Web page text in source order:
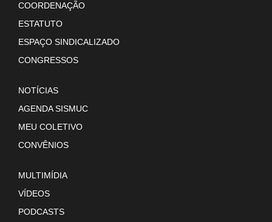
COORDENAÇÃO
ESTATUTO
ESPAÇO SINDICALIZADO
CONGRESSOS
NOTÍCIAS
AGENDA SISMUC
MEU COLETIVO
CONVÊNIOS
MULTIMÍDIA
VÍDEOS
PODCASTS